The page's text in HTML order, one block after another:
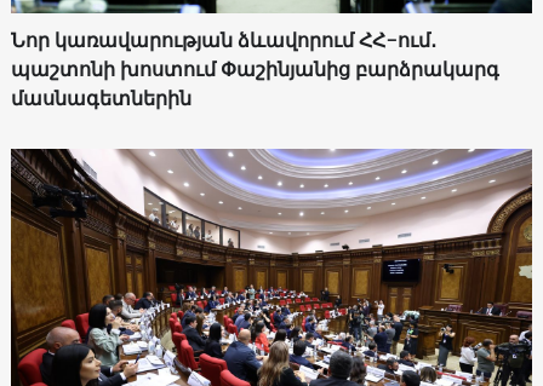
Նոր կառավարության ձևավորում ՀՀ-ում․
պաշտոնի խոստում Փաշինյանից բարձրակարգ
մասնագետներին